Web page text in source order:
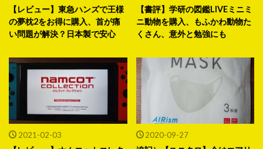
【レビュー】東急ハンズで王様
の夢枕2をお得に購入、首が痛
い問題が解決？日本製で安心
【書評】学研の図鑑LIVEミニミ
ニ動物を購入、もふかわ動物た
くさん、意外と勉強にも
2021-02-03 2020-09-27